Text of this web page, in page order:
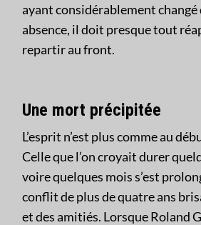
ayant considérablement changé
absence, il doit presque tout
repartir au front.
Une mort précipitée
L’esprit n’est plus comme au
Celle que l’on croyait durer
voire quelques mois s’est
conflit de plus de quatre ans
et des amitiés. Lorsque Roland